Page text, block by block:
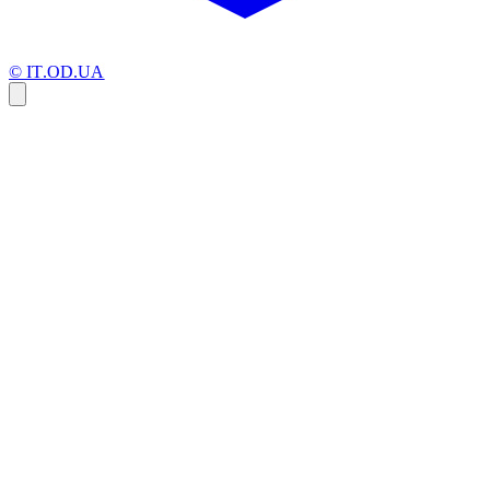
© IT.OD.UA